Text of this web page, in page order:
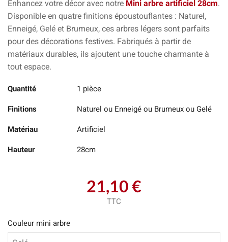
Enhancez votre décor avec notre Mini arbre artificiel 28cm.
Disponible en quatre finitions époustouflantes : Naturel,
Enneigé, Gelé et Brumeux, ces arbres légers sont parfaits
pour des décorations festives. Fabriqués à partir de
matériaux durables, ils ajoutent une touche charmante à
tout espace.
Quantité 1 pièce
Finitions Naturel ou Enneigé ou Brumeux ou Gelé
Matériau Artificiel
Hauteur 28cm
21,10 €
TTC
Couleur mini arbre